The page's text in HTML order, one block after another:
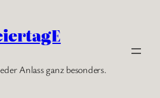
Anlass ganz besonders.